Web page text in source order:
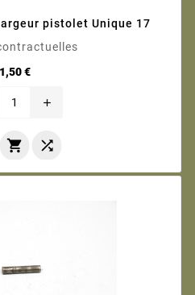
pistolet Unique 17
1,50 €Prix
add
 